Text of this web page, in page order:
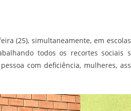
(25), simultaneamente, em
todos os recortes sociais
com deficiência, mulheres,